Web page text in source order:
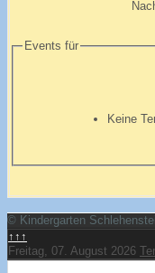
Events für
Keine
© Kindergarten
↑↑↑
Freitag, 07. August 2026